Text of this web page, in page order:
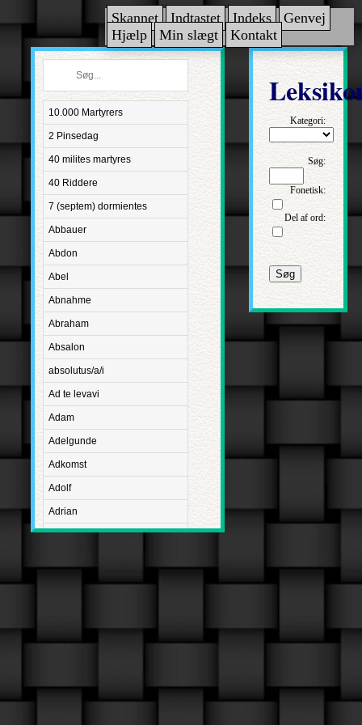
Skannet Indtastet Indeks
Genvej
Hjælp
Min slægt Kontakt
10.000 Martyrers
2 Pinsedag
40 milites martyres
40 Riddere
7 (septem) dormientes
Abbauer
Abdon
Abel
Abnahme
Abraham
Absalon
absolutus/a/i
Ad te levavi
Adam
Adelgunde
Adkomst
Adolf
Adrian
Advent
Aetatis suae
Agapetus
Kategori:
Søg:
Fonetisk:
Del af ord:
Søg